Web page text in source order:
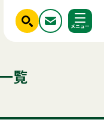
閉じる
イヤーベンチ冷凍
覧